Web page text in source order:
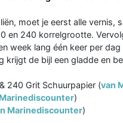
moet je eerst alle
en 240 korrelgrootte.
week lang één keer per
krijgt de bijl een gladde en
240 Grit Schuurpapier (van
)
Marinediscounter)